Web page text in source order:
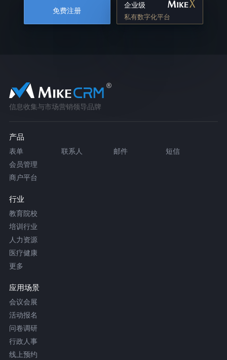
免费注册
企业级
私有数字化平台
信息收集与市场营销领导品牌
产品
表单 联系人 邮件
短信
会员管理
商户平台
行业
教育院校
培训行业
人力资源
医疗健康
更多
应用场景
会议会展
活动报名
问卷调研
行政人事
线上预约